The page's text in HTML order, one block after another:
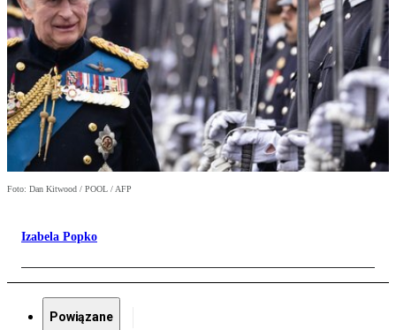
Foto: Dan Kitwood / POOL / AFP
Izabela Popko
Powiązane